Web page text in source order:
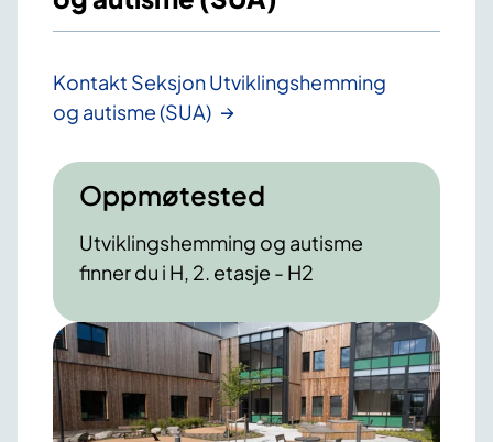
Kontakt Seksjon Utviklingshemming
og autisme (SUA)
Oppmøtested
Utviklingshemming og autisme
finner du i H, 2. etasje - H2